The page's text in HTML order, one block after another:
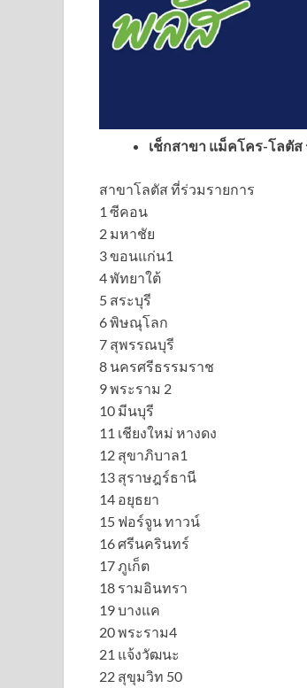
เช็กสาขา แม็คโคร-โลตัส
สาขาโลตัส ที่ร่วมรายการ
1 ซีคอน
2 มหาชัย
3 ขอนแก่น1
4 พัทยาใต้
5 สระบุรี
6 พิษณุโลก
7 สุพรรณบุรี
8 นครศรีธรรมราช
9 พระราม 2
10 มีนบุรี
11 เชียงใหม่ หางดง
12 สุขาภิบาล1
13 สุราษฎร์ธานี
14 อยุธยา
15 ฟอร์จูน ทาวน์
16 ศรีนครินทร์
17 ภูเก็ต
18 รามอินทรา
19 บางแค
20 พระราม4
21 แจ้งวัฒนะ
22 สุขุมวิท 50